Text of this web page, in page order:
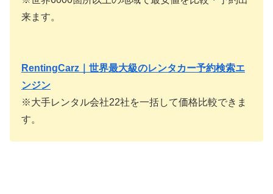
来ます。
RentingCarz｜世界最大級のレンタカー予約検索エ
ンジン
※大手レンタル会社22社を一括して価格比較できま
す。